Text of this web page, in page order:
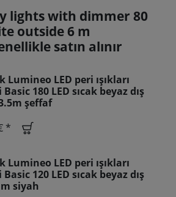
lights with dimmer 80
outside 6 m
satın alınır
Lumineo LED peri ışıkları
180 LED sıcak beyaz dış
şeffaf
*
Lumineo LED peri ışıkları
120 LED sıcak beyaz dış
siyah